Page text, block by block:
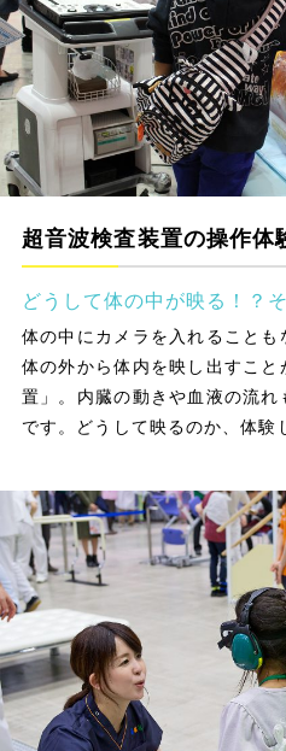
超音波検査装置の操作体
どうして体の中が映る！？
体の中にカメラを入れることも
体の外から体内を映し出すこ
置」。内臓の動きや血液の流
です。どうして映るのか、体験